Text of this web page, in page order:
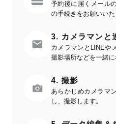
予約後に届くメール
の手続きをお願いいた
3. カメラマンと
カメラマンとLINEや
撮影場所などを一緒に
4. 撮影
あらかじめカメラマ
し、撮影します。